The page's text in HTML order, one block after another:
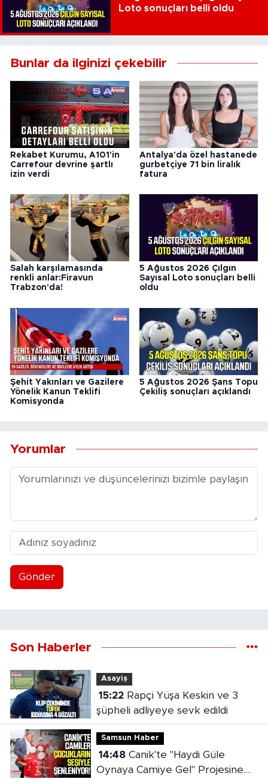
Loto sonuçları belli oldu
Bunlar da ilginizi çekebilir
Rekabet Kurumu, A101'in
Carrefour devrine şartlı
izin verdi
Antalya'da özel hastanede
gurbetçiye 71 bin liralık
fatura
Salah karşılamasında
renkli anlar:Firavun
Trabzon'da!
5 Ağustos 2026 Çılgın
Sayısal Loto sonuçları belli
oldu
Şehit Yakınları ve Gazilere
Yönelik Kanun Teklifi
Komisyonda
5 Ağustos 2026 Şans Topu
Çekiliş sonuçları açıklandı
Yorumlar
Gönder
Son Haberler
Asayiş
15:22Rapçi Yüşa Keskin ve 3
şüpheli adliyeye sevk edildi
Samsun Haber
14:48Canik'te "Haydi Güle
Oynaya Camiye Gel" Projesine